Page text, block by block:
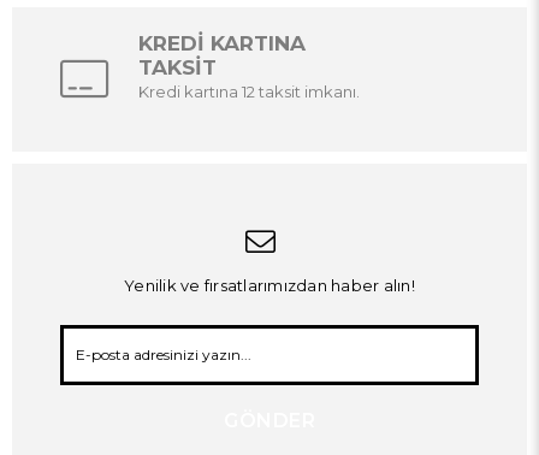
KREDİ KARTINA
TAKSİT
Kredi kartına 12 taksit imkanı.
Yenilik ve fırsatlarımızdan haber alın!